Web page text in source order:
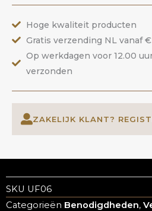
Hoge kwaliteit producten
Gratis verzending NL vanaf
Op werkdagen voor 12.00
verzonden
ZAKELIJK KLANT?
SKU UF06
Categorieën Benodigdheden,